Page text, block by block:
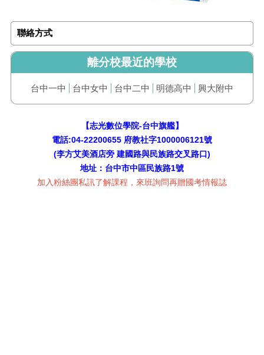
聯絡方式
離分校最近的學校
台中一中 台中女中 台中二中 明德高中 興大附中
【志光數位學院-台中旗艦】
電話:04-22200655 府教社字1000006121號
(李方艾美酒店旁 建國路與民族路交叉路口)
地址：台中市中區民族路1號
加入粉絲團私訊了解課程，來班詢問再贈國考情報誌